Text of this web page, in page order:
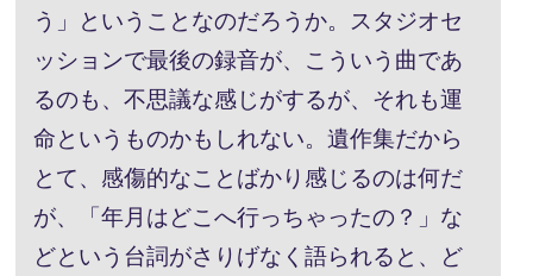
う」ということなのだろうか。スタジオセ
ッションで最後の録音が、こういう曲であ
るのも、不思議な感じがするが、それも運
命というものかもしれない。遺作集だから
とて、感傷的なことばかり感じるのは何だ
が、「年月はどこへ行っちゃったの？」な
どという台詞がさりげなく語られると、ど